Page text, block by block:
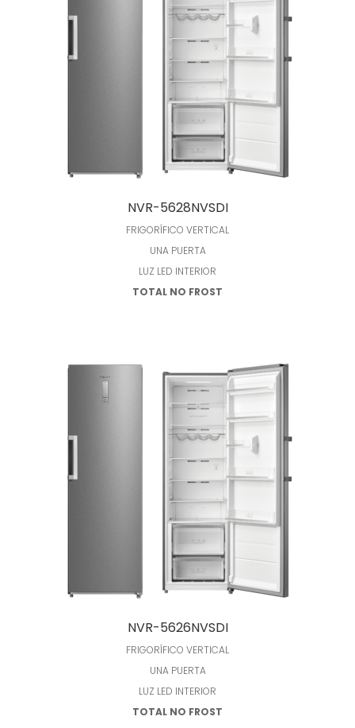
NVR-5628NVSDI
FRIGORÍFICO VERTICAL
UNA PUERTA
LUZ LED INTERIOR
TOTAL NO FROST
NVR-5626NVSDI
FRIGORÍFICO VERTICAL
UNA PUERTA
LUZ LED INTERIOR
TOTAL NO FROST